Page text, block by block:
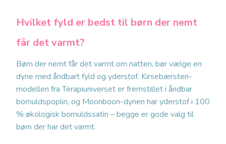
Hvilket fyld er bedst til børn der nemt
får det varmt?
Børn der nemt får det varmt om natten, bør vælge en
dyne med åndbart fyld og yderstof. Kirsebærsten-
modellen fra Terapiuniverset er fremstillet i åndbar
bomuldspoplin, og Moonboon-dynen har yderstof i 100
% økologisk bomuldssatin – begge er gode valg til
børn der har det varmt.